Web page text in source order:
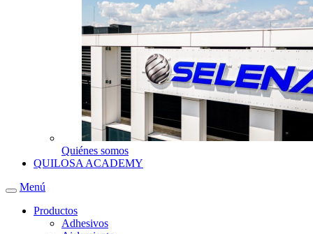
Quiénes somos
QUILOSA ACADEMY
Menú
Productos
Adhesivos